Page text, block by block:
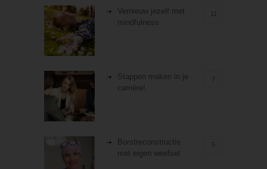
Vernieuw jezelf met
mindfulness
Stappen maken in je
carrière!
7
Borstreconstructie
met eigen weefsel
5